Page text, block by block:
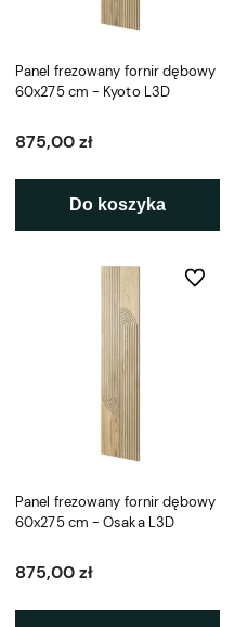
Panel frezowany fornir dębowy
60x275 cm - Kyoto L3D
875,00 zł
Do koszyka
Panel frezowany fornir dębowy
60x275 cm - Osaka L3D
875,00 zł
Do